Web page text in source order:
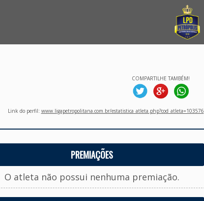
COMPARTILHE TAMBÉM!
Link do perfil: www.ligapetropolitana.com.br/estatistica_atleta.php?cod_atleta=103576
PREMIAÇÕES
O atleta não possui nenhuma premiação.